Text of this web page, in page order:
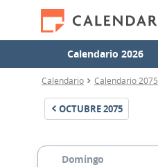
Calendario 2026
Calendario Calendario 2075
OCTUBRE2075
Domingo